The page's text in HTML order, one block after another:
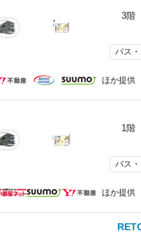
3階
バス
ほか提供
1階
バス
ほか提供